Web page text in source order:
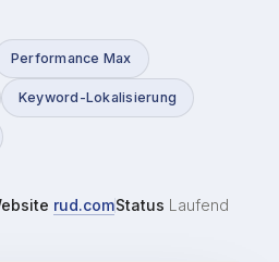
Performance Max
Keyword-Lokalisierung
rud.comStatus Laufend